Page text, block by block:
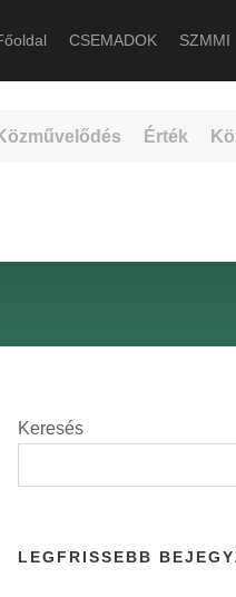
CSEMADOK SZMMI
Érték
Keresés
LEGFRISSEBB